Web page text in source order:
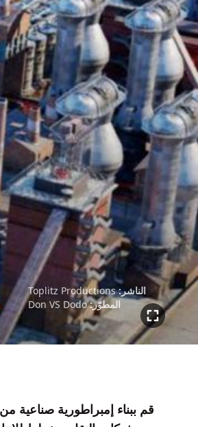
الناشر: Toplitz Productions
المطوّر: Don VS Dodo